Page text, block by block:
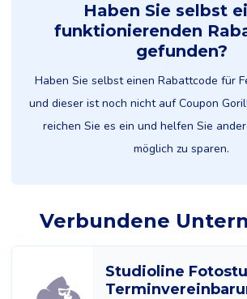
Haben Sie selbst
funktionierenden
gefunden?
Haben Sie selbst einen Rabattcode für
und dieser ist noch nicht auf Coupon
reichen Sie es ein und helfen Sie
möglich zu sparen.
Verbundene
Studioline